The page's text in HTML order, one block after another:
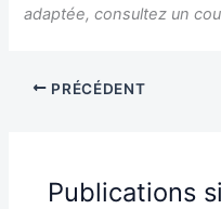
adaptée, consultez un
PRÉCÉDENT
Publications